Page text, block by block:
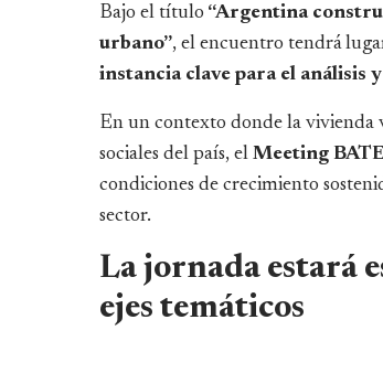
Bajo el título “Argentina
urbano”, el encuentro tendrá
instancia clave para el análisis
En un contexto donde la vivienda
sociales del país, el Meeting
condiciones de crecimiento
sector.
La jornada estará
ejes temáticos